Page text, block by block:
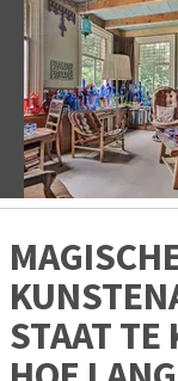
Vorige
STAAT TE